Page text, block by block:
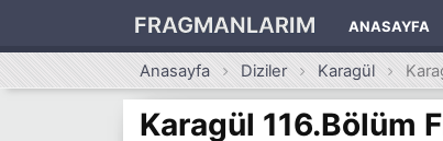
FRAGMANLARIM ANASAYFA
Anasayfa Diziler Karagül
Karagül 116.Bölüm